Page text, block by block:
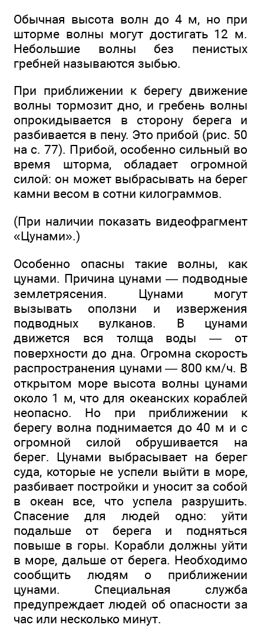
Обычная высота волн до 4 м, но при
шторме волны могут достигать 12 м.
Небольшие волны без пенистых
гребней называются зыбью.
При приближении к берегу движение
волны тормозит дно, и гребень волны
опрокидывается в сторону берега и
разбивается в пену. Это прибой (рис. 50
на с. 77). Прибой, особенно сильный во
время шторма, обладает огромной
силой: он может выбрасывать на берег
камни весом в сотни килограммов.
(При наличии показать видеофрагмент
«Цунами».)
Особенно опасны такие волны, как
цунами. Причина цунами — подводные
землетрясения. Цунами могут
вызывать оползни и извержения
подводных вулканов. В цунами
движется вся толща воды — от
поверхности до дна. Огромна скорость
распространения цунами — 800 км/ч. В
открытом море высота волны цунами
около 1 м, что для океанских кораблей
неопасно. Но при приближении к
берегу волна поднимается до 40 м и с
огромной силой обрушивается на
берег. Цунами выбрасывает на берег
суда, которые не успели выйти в море,
разбивает постройки и уносит за собой
в океан все, что успела разрушить.
Спасение для людей одно: уйти
подальше от берега и подняться
повыше в горы. Корабли должны уйти
в море, дальше от берега. Необходимо
сообщить людям о приближении
цунами. Специальная служба
предупреждает людей об опасности за
час или несколько минут.